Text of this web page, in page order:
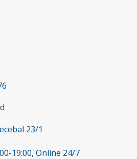
23/1
19:00, Online 24/7